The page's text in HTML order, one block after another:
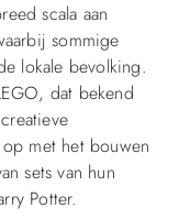
scala aan
sommige
lokale bevolking.
dat bekend
met het bouwen
sets van hun
Potter.